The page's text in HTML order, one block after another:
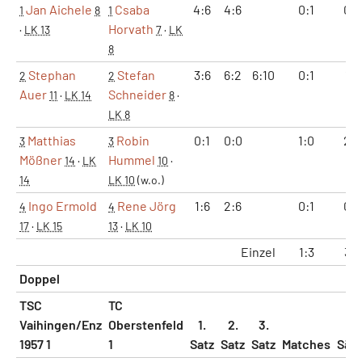
1 Jan Aichele 8
· LK 13
1 Csaba
Horvath 7· LK
8
4:6 4:6 0:1 0:2
2 Stephan
Auer11 · LK 14
2 Stefan
Schneider8·
LK 8
3:6 6:2 6:10 0:1
3 Matthias
Mößner14 · LK
14
3 Robin
Hummel 10 ·
LK 10 (w.o.)
0:1 0:0 1:0 2:0
4 Ingo Ermold
17· LK 15
4 Rene Jörg
13· LK 10
1:6 2:6 0:1 0:2
Einzel 1:3
3:6
Doppel
TSC
Vaihingen/Enz
1957 1
TC
Oberstenfeld
1
1.
Satz
2.
Satz
3.
Satz Matches